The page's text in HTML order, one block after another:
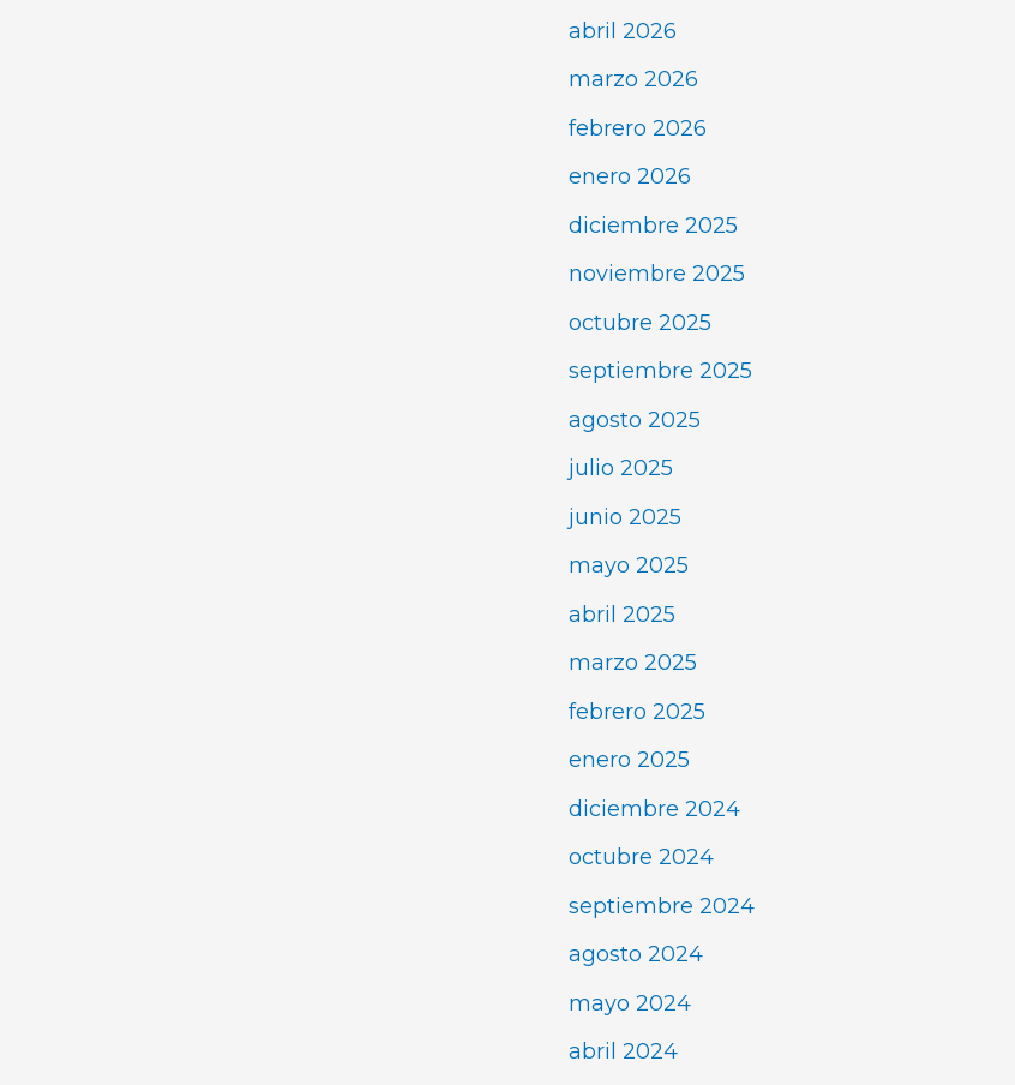
abril 2026
marzo 2026
febrero 2026
enero 2026
diciembre 2025
noviembre 2025
octubre 2025
septiembre 2025
agosto 2025
julio 2025
junio 2025
mayo 2025
abril 2025
marzo 2025
febrero 2025
enero 2025
diciembre 2024
octubre 2024
septiembre 2024
agosto 2024
mayo 2024
abril 2024